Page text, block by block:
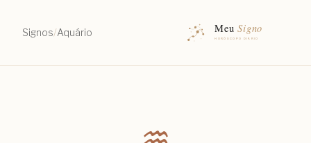
Signos/Aquário